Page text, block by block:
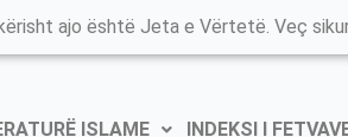
ajo është Jeta e Vërtetë. Veç sikur
ISLAME INDEKSI I